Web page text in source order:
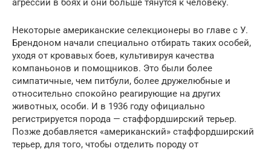
агрессии в боях и они больше тянутся к человеку.
Некоторые американские селекционеры во главе с У.
Брендоном начали специально отбирать таких особей,
уходя от кровавых боев, культивируя качества
компаньонов и помощников. Это были более
симпатичные, чем питбули, более дружелюбные и
относительно спокойно реагирующие на других
животных, особи. И в 1936 году официально
регистрируется порода — стаффордширский терьер.
Позже добавляется «американский» стаффордширский
терьер, для того, чтобы отделить породу от